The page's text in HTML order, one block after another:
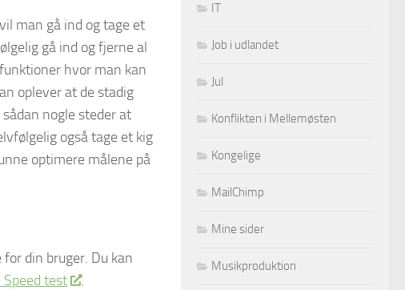
man gå ind og tage et
gå ind og fjerne al
hvor man kan
oplever at de stadig
nogle steder at
også tage et kig
optimere målene på
din bruger. Du kan
test .
IT
Job i udlandet
Jul
Konflikten i Mellemøsten
Kongelige
MailChimp
Mine sider
Musikproduktion